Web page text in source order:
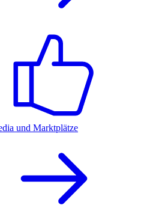
und Marktplätze